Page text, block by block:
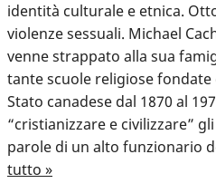
identità culturale e etnica.
violenze sessuali. Michael
venne strappato alla sua
tante scuole religiose fondate
Stato canadese dal 1870 al
“cristianizzare e civilizzare”
parole di un alto funzionario
tutto »